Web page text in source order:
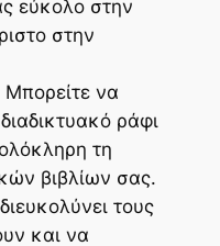
εύκολο στην
στην
Μπορείτε να
ράφι
τη
βιβλίων σας.
τους
και να